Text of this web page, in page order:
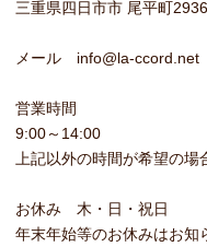
三重県四日市市 尾平町
メール info@la-ccord.net
営業時間
9:00～14:00
上記以外の時間が希望の場
お休み 木・日・祝日
年末年始等のお休みはお知